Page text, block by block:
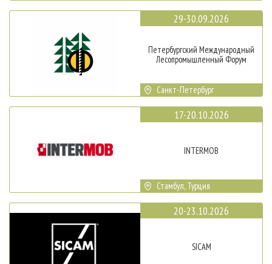
29-30.09.2026
Петербургский Международный
Лесопромышленный Форум
Санкт-Петербург
17-20.10.2026
INTERMOB
Стамбул, Турция
20-23.10.2026
SICAM